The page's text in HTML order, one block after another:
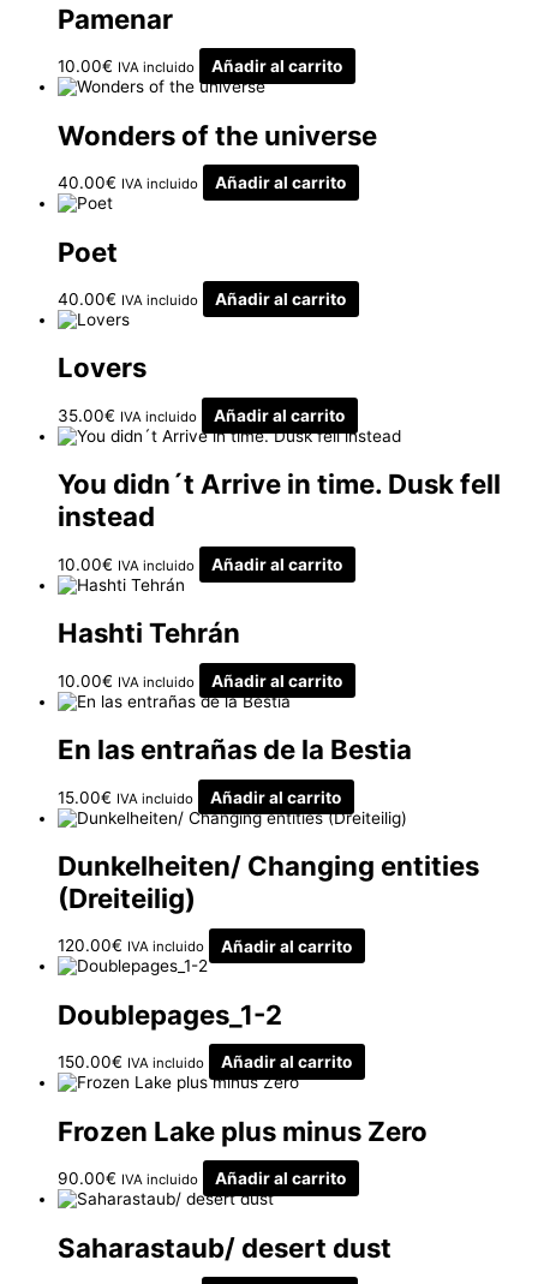
Pamenar
10.00€ IVA incluido Añadir al carrito
Wonders of the universe
40.00€ IVA incluido Añadir al carrito
Poet
40.00€ IVA incluido Añadir al carrito
Lovers
35.00€ IVA incluido Añadir al carrito
You didn´t Arrive in time. Dusk fell
instead
10.00€ IVA incluido Añadir al carrito
Hashti Tehrán
10.00€ IVA incluido Añadir al carrito
En las entrañas de la Bestia
15.00€ IVA incluido Añadir al carrito
Dunkelheiten/ Changing entities
(Dreiteilig)
120.00€ IVA incluido Añadir al carrito
Doublepages_1-2
150.00€ IVA incluido Añadir al carrito
Frozen Lake plus minus Zero
90.00€ IVA incluido Añadir al carrito
Saharastaub/ desert dust